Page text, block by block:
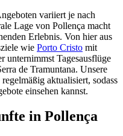
variiert je nach
Lage von Pollença macht
Erlebnis. Von hier aus
wie Porto Cristo mit
unternimmst Tagesausflüge
de Tramuntana. Unsere
aktualisiert, sodass
einsehen kannst.
in Pollença